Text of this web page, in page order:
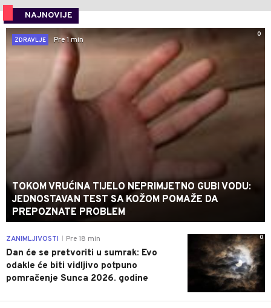
NAJNOVIJE
0
ZDRAVLJE
Pre 1 min
TOKOM VRUĆINA TIJELO NEPRIMJETNO GUBI VODU:
JEDNOSTAVAN TEST SA KOŽOM POMAŽE DA
PREPOZNATE PROBLEM
0
ZANIMLJIVOSTI Pre 18 min
Dan će se pretvoriti u sumrak: Evo
odakle će biti vidljivo potpuno
pomračenje Sunca 2026. godine